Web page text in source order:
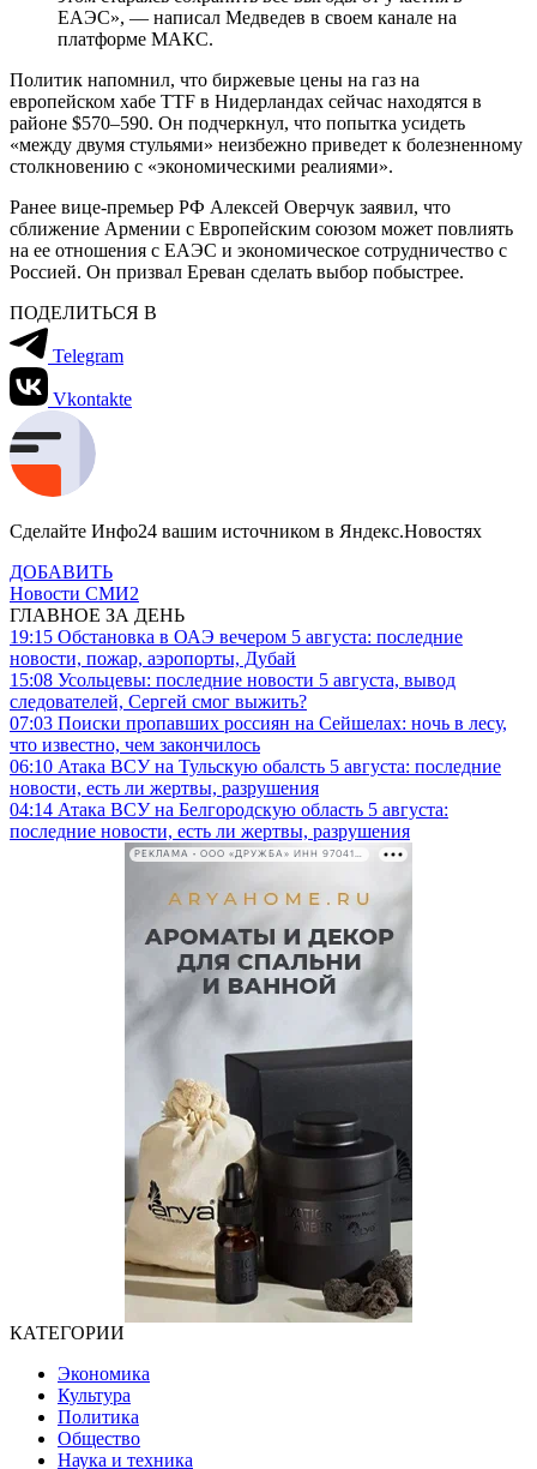
ЕАЭС», — написал Медведев в своем канале на
платформе МАКС.
Политик напомнил, что биржевые цены на газ на
европейском хабе TTF в Нидерландах сейчас находятся в
районе $570–590. Он подчеркнул, что попытка усидеть
«между двумя стульями» неизбежно приведет к болезненному
столкновению с «экономическими реалиями».
Ранее вице-премьер РФ Алексей Оверчук заявил, что
сближение Армении с Европейским союзом может повлиять
на ее отношения с ЕАЭС и экономическое сотрудничество с
Россией. Он призвал Ереван сделать выбор побыстрее.
ПОДЕЛИТЬСЯ В
Telegram
Vkontakte
Сделайте Инфо24 вашим источником в Яндекс.Новостях
ДОБАВИТЬ
Новости СМИ2
ГЛАВНОЕ ЗА ДЕНЬ
19:15 Обстановка в ОАЭ вечером 5 августа: последние
новости, пожар, аэропорты, Дубай
15:08 Усольцевы: последние новости 5 августа, вывод
следователей, Сергей смог выжить?
07:03 Поиски пропавших россиян на Сейшелах: ночь в лесу,
что известно, чем закончилось
06:10 Атака ВСУ на Тульскую обалсть 5 августа: последние
новости, есть ли жертвы, разрушения
04:14 Атака ВСУ на Белгородскую область 5 августа:
последние новости, есть ли жертвы, разрушения
РЕКЛАМА • ООО «ДРУЖБА» ИНН 9704146411
КАТЕГОРИИ
Экономика
Культура
Политика
Общество
Наука и техника